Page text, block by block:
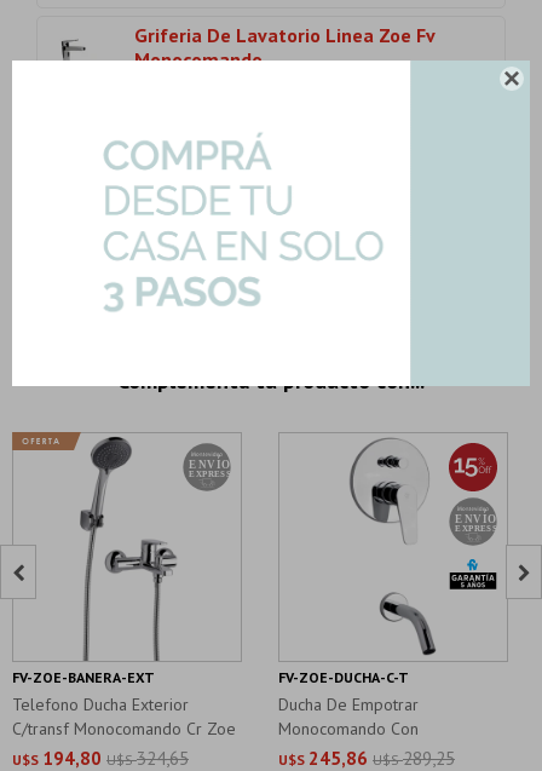

Griferia De Lavatorio Linea Zoe Fv
Monocomando ...
-
157.24
Importe total:USD 400.34
Complementa tu producto con...
Telefono Ducha Exterior
C/transf Monocomando Cr Zoe
U$S 194,80 U$S 324,65
FV-ZOE-BANERA-EXT
Ducha De Empotrar
Monocomando Con
Transformador Brillo Zoe
U$S 245,86 U$S 289,25
FV-ZOE-DUCHA-C-T
 